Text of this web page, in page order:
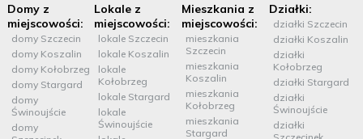
Domy z
miejscowości:
domy Szczecin
domy Koszalin
domy Kołobrzeg
domy Stargard
domy
Świnoujście
domy
Lokale z
miejscowości:
lokale Szczecin
lokale Koszalin
lokale
Kołobrzeg
lokale Stargard
lokale
Świnoujście
Mieszkania z
miejscowości:
mieszkania
Szczecin
mieszkania
Koszalin
mieszkania
Kołobrzeg
mieszkania
Stargard
Działki:
działki Szczecin
działki Koszalin
działki
Kołobrzeg
działki Stargard
działki
Świnoujście
działki